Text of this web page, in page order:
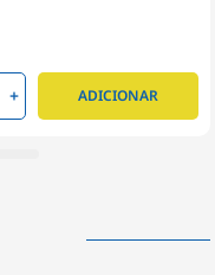
+ ADICIONAR